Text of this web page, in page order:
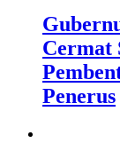
Cermat
Penerus